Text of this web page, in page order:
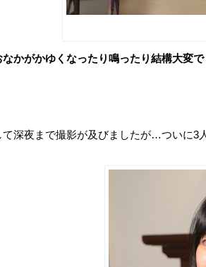
なかがかゆくなったり鳴ったり結構大変
て深夜まで撮影が及びましたが…ついに3